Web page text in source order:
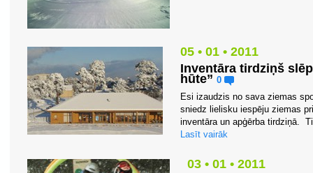
05 • 01 • 2011
Inventāra tirdziņš
hūte” 0
Esi izaudzis no sava ziemas
sniedz lielisku iespēju ziemas
inventāra un apģērba tirdziņā.
Lasīt vairāk
03 • 01 • 2011